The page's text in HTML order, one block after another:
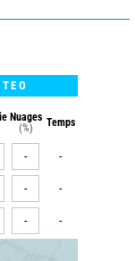
Nuages
(%)
Temps
- -
- -
- -